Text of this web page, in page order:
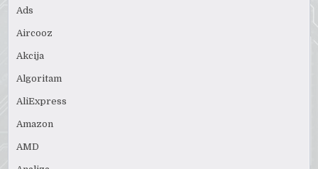
Ads
Aircooz
Akcija
Algoritam
AliExpress
Amazon
AMD